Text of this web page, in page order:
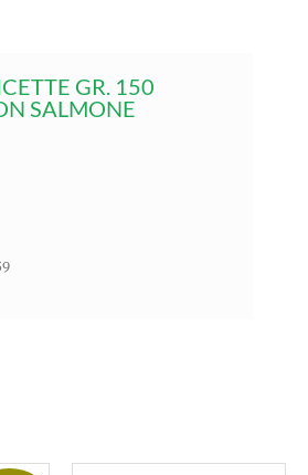
GR. 150
SALMONE